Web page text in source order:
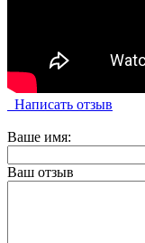
Написать отзыв
Ваше имя:
Ваш отзыв